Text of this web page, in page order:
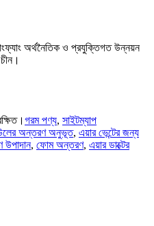
অর্থনৈতিক ও প্রযুক্তিগত উন্নয়ন
গরম পণ্য, সাইটম্যাপ
উলের অন্তরণ অনুভূত, এয়ার ভেন্টের জন্য
উপাদান, ফোম অন্তরণ, এয়ার ডাক্টের